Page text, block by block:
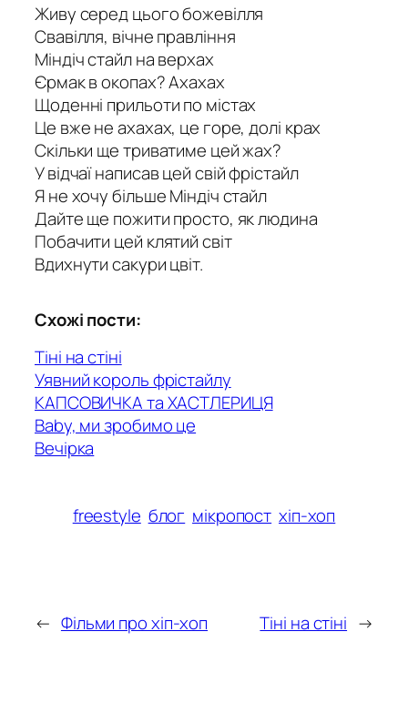
Живу серед цього божевілля
Свавілля, вічне правління
Міндіч стайл на верхах
Єрмак в окопах? Ахахах
Щоденні прильоти по містах
Це вже не ахахах, це горе, долі крах
Скільки ще триватиме цей жах?
У відчаї написав цей свій фрістайл
Я не хочу більше Міндіч стайл
Дайте ще пожити просто, як людина
Побачити цей клятий світ
Вдихнути сакури цвіт.
Схожі пости:
Тіні на стіні
Уявний король фрістайлу
КАПСОВИЧКА та ХАСТЛЕРИЦЯ
Baby, ми зробимо це
Вечірка
freestyle блог мікропост хіп-хоп
← Фільми про хіп-хоп Тіні на стіні →